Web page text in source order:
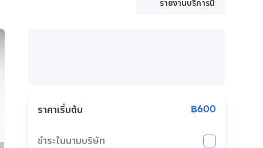
รายงานบริการนี้
ราคาเริ่มต้น ฿600
ชำระในนามบริษัท